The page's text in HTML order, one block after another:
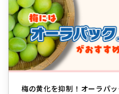
梅の黄化を抑制！オーラパ